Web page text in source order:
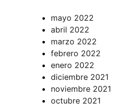
mayo 2022
abril 2022
marzo 2022
febrero 2022
enero 2022
diciembre 2021
noviembre 2021
octubre 2021